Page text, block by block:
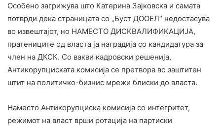
Особено загрижува што Катерина Зајковска и самата
потврди дека страницата со „Буст ДООЕЛ“ недостасува
во извештајот, но НАМЕСТО ДИСКВАЛИФИКАЦИЈА,
пратениците од власта ја наградија со кандидатура за
член на ДКСК. Со вакви кадровски решенија,
Антикорупциската комисија се претвора во заштитен
штит на политичко-бизнис мрежи блиски до власта.
Наместо Антикорупциска комисија со интегритет,
режимот на власт врши ротација на партиски